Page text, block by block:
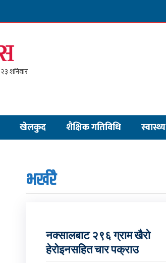
खेलकुद शैक्षिक गतिविधि स्वास्थ्य
भर्खरै
नक्सालबाट २९६ ग्राम खैरो
हेरोइनसहित चार पक्राउ